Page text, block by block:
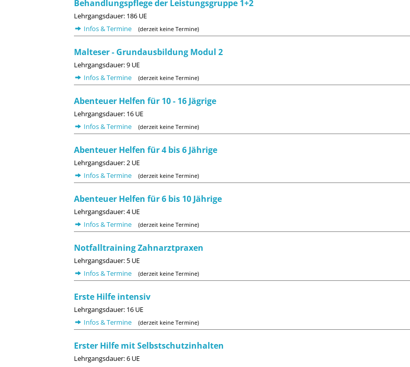
Behandlungspflege der Leistungsgruppe 1+2
Lehrgangsdauer: 186 UE
Infos & Termine
(derzeit keine Termine)
Malteser - Grundausbildung Modul 2
Lehrgangsdauer: 9 UE
Infos & Termine
(derzeit keine Termine)
Abenteuer Helfen für 10 - 16 Jägrige
Lehrgangsdauer: 16 UE
Infos & Termine
(derzeit keine Termine)
Abenteuer Helfen für 4 bis 6 Jährige
Lehrgangsdauer: 2 UE
Infos & Termine
(derzeit keine Termine)
Abenteuer Helfen für 6 bis 10 Jährige
Lehrgangsdauer: 4 UE
Infos & Termine
(derzeit keine Termine)
Notfalltraining Zahnarztpraxen
Lehrgangsdauer: 5 UE
Infos & Termine
(derzeit keine Termine)
Erste Hilfe intensiv
Lehrgangsdauer: 16 UE
Infos & Termine
(derzeit keine Termine)
Erster Hilfe mit Selbstschutzinhalten
Lehrgangsdauer: 6 UE